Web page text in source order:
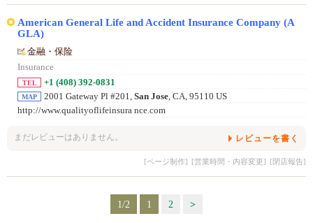
American General Life and Accident Insurance Company (A
GLA)
金融・保险
Insurance
TEL +1 (408) 392-0831
MAP 2001 Gateway Pl #201, San Jose, CA, 95110 US
http://www.qualityoflifeinsura nce.com
まだレビューはありません。 レビューを書く
[ページ制作] [営業時間・内容変更] [閉店報告]
1/2 1 2 >